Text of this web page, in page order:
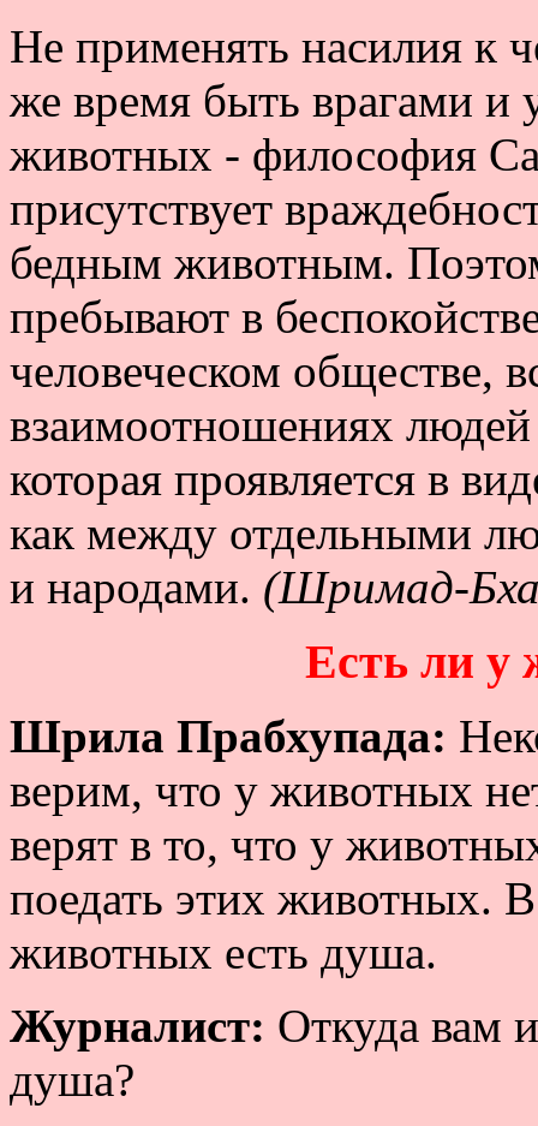
Не применять насилия к
же время быть врагами и
животных - философия
присутствует
бедным животным.
пребывают в
человеческом обществе,
взаимоотношениях людей
которая проявляется в
как между отдельными
и народами. (Шримад-
Есть ли у
Шрила Прабхупада:
верим, что у животных
верят в то, что у
поедать этих животных.
животных есть душа.
Журналист: Откуда вам
душа?